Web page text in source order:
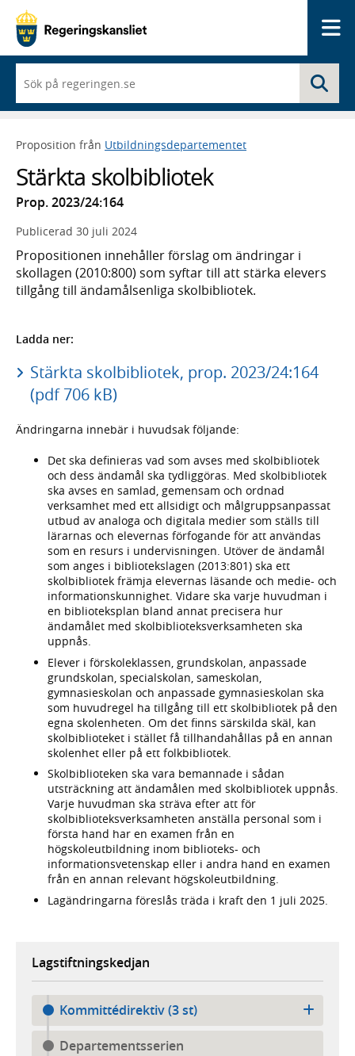
du
börjar
skriva
framträder
lista
med
sökförslag
Proposition från Utbildningsdepartementet
Stärkta skolbibliotek
Prop. 2023/24:164
Publicerad 30 juli 2024
Propositionen innehåller förslag om ändringar i
skollagen (2010:800) som syftar till att stärka elevers
tillgång till ändamålsenliga skolbibliotek.
Ladda ner:
Stärkta skolbibliotek, prop. 2023/24:164
(pdf 706 kB)
Ändringarna innebär i huvudsak följande:
Det ska definieras vad som avses med skolbibliotek
och dess ändamål ska tydliggöras. Med skolbibliotek
ska avses en samlad, gemensam och ordnad
verksamhet med ett allsidigt och målgruppsanpassat
utbud av analoga och digitala medier som ställs till
lärarnas och elevernas förfogande för att användas
som en resurs i undervisningen. Utöver de ändamål
som anges i bibliotekslagen (2013:801) ska ett
skolbibliotek främja elevernas läsande och medie- och
informationskunnighet. Vidare ska varje huvudman i
en biblioteksplan bland annat precisera hur
ändamålet med skolbiblioteksverksamheten ska
uppnås.
Elever i förskoleklassen, grundskolan, anpassade
grundskolan, specialskolan, sameskolan,
gymnasieskolan och anpassade gymnasieskolan ska
som huvudregel ha tillgång till ett skolbibliotek på den
egna skolenheten. Om det finns särskilda skäl, kan
skolbiblioteket i stället få tillhandahållas på en annan
skolenhet eller på ett folkbibliotek.
Skolbiblioteken ska vara bemannade i sådan
utsträckning att ändamålen med skolbibliotek uppnås.
Varje huvudman ska sträva efter att för
skolbiblioteksverksamheten anställa personal som i
första hand har en examen från en
högskoleutbildning inom biblioteks- och
informationsvetenskap eller i andra hand en examen
från en annan relevant högskoleutbildning.
Lagändringarna föreslås träda i kraft den 1 juli 2025.
Lagstiftningskedjan
Kommittédirektiv (3 st)
Departementsserien